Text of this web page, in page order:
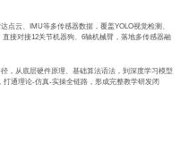
点云、IMU等多传感器数据，覆盖YOLO视觉检测、
接对接12关节机器狗、6轴机械臂，落地多传感器融
，从底层硬件原理、基础算法语法，到深度学习模型
通理论-仿真-实操全链路，形成完整教学研发闭